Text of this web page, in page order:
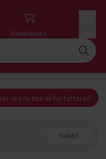
Handlekurv
ved ny bok av forfatteren
Nullstill